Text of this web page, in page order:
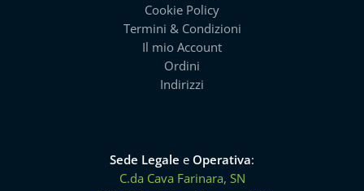
Cookie Policy
Termini & Condizioni
Il mio Account
Ordini
Indirizzi
Sede Legale e Operativa:
C.da Cava Farinara, SN